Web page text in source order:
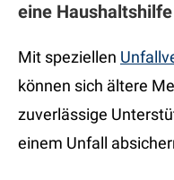
eine
Mit speziellen
können sich ältere
zuverlässige
einem Unfall